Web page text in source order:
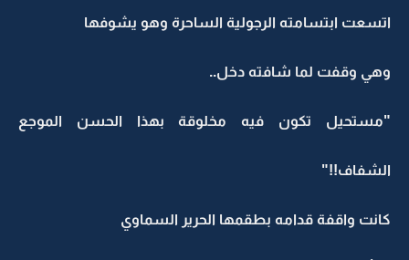
اتسعت ابتسامته الرجولية الساحرة وهو يشوفها
وهي وقفت لما شافته دخل..
"مستحيل تكون فيه مخلوقة بهذا الحسن الموجع
الشفاف!!"
كانت واقفة قدامه بطقمها الحرير السماوي